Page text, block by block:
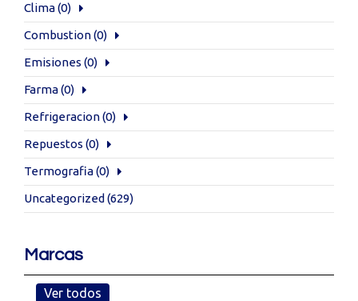
Clima(0)
Combustion(0)
Emisiones (0)
Farma(0)
Refrigeracion(0)
Repuestos (0)
Termografia(0)
Uncategorized (629)
Marcas
Ver todos